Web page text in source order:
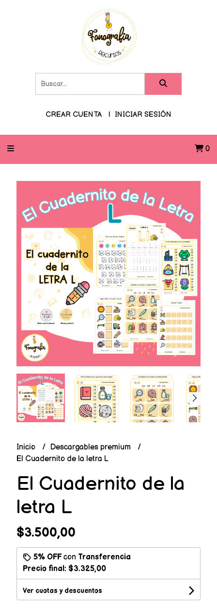
CREAR CUENTA INICIAR SESIÓN
0
Inicio
Descargables premium
El Cuadernito de la letra L
El Cuadernito de la
letra L
$3.500,00
5% OFFcon Transferencia
Precio final: $3.325,00
Ver cuotas y descuentos